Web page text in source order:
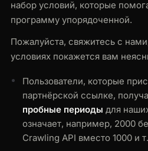
набор условий, которые
программу упорядоченной.
Пожалуйста, свяжитесь с
условиях покажется вам
Пользователи, которые
партнёрской ссылке,
пробные периоды для
означает, например, 2000
Crawling API вместо 1000 и